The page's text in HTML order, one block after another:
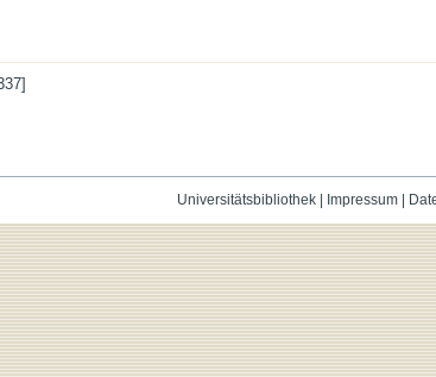
Universitätsbibliothek| Impressum|